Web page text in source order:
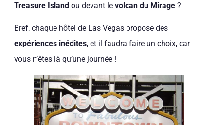
Treasure Islandou devant le volcan du Mirage?
Bref, chaque hôtel de Las Vegas propose des
expériences inédites, et il faudra faire un choix, car
vous n’êtes là qu’une journée !